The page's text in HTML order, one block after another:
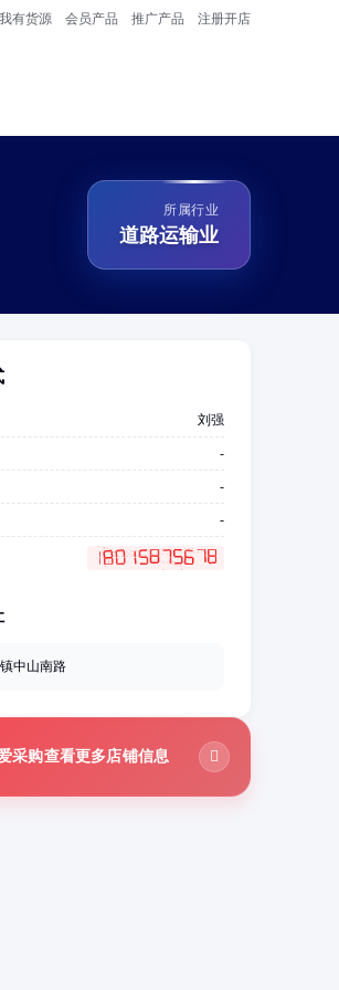
我有货源 会员产品 推广产品 注册开店
所属行业
道路运输业
刘强
-
-
-
中山南路
采购查看更多店铺信息